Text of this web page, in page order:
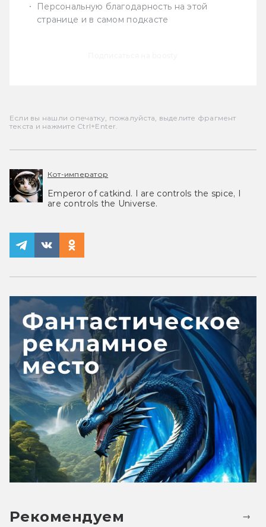
Персональную благодарность на этой
странице и в самом подкасте
Если вы нашли опечатку, пожалуйста, выделите фрагмент
текста и нажмите Ctrl+Enter.
Кот-император
Emperor of catkind. I are controls the spice, I
are controls the Universe.
Рекомендуем